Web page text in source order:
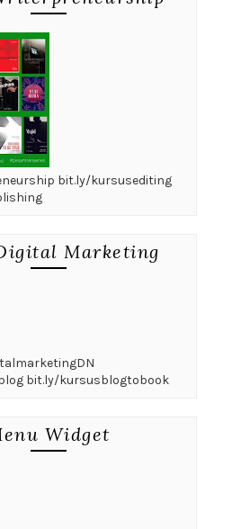
bit.ly/kursusediting
Marketing
bit.ly/kursusblogtobook
Widget